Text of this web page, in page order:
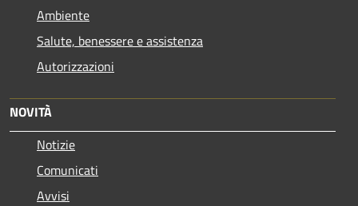
Ambiente
Salute, benessere e assistenza
Autorizzazioni
NOVITÀ
Notizie
Comunicati
Avvisi